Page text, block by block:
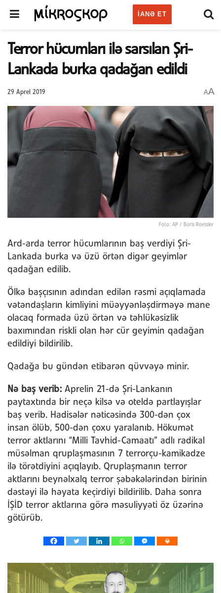
IANƏ ET
Terror hücumları ilə sarsılan Şri-
Lankada burka qadağan edildi
29 Aprel 2019 AA
Foto: AP / Boris Roessler
Ard-arda terror hücumlarının baş verdiyi Şri-
Lankada burka və üzü örtən digər geyimlər
qadağan edilib.
Ölkə başçısının adından edilən rəsmi açıqlamada
vətəndaşların kimliyini müəyyənləşdirməyə mane
olacaq formada üzü örtən və təhlükəsizlik
baxımından riskli olan hər cür geyimin qadağan
edildiyi bildirilib.
Qadağa bu gündən etibarən qüvvəyə minir.
Nə baş verib: Aprelin 21-də Şri-Lankanın
paytaxtında bir neçə kilsə və oteldə partlayışlar
baş verib. Hadisələr nəticəsində 300-dən çox
insan ölüb, 500-dən çoxu yaralanıb. Hökumət
terror aktlarını “Milli Tavhid-Camaatı” adlı radikal
müsəlman qruplaşmasının 7 terrorçu-kamikadze
ilə törətdiyini açıqlayıb. Qruplaşmanın terror
aktlarını beynəlxalq terror şəbəkələrindən birinin
dəstəyi ilə həyata keçirdiyi bildirilib. Daha sonra
İŞİD terror aktlarına görə məsuliyyəti öz üzərinə
götürüb.